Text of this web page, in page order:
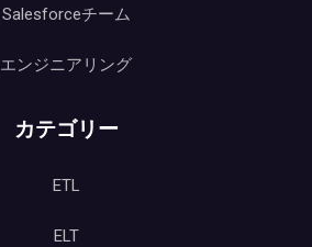
Salesforceチーム
エンジニアリング
カテゴリー
ETL
ELT